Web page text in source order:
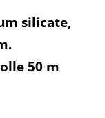
silicate,
50 m